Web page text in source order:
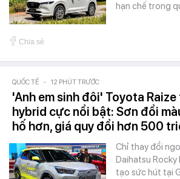
hạn chế trong
Chia sẻ
QUỐC TẾ - 12 PHÚT TRƯỚC
'Anh em sinh đôi' Toyota
hybrid cực nổi bật: Sơn đổi
hố hơn, giá quy đổi hơn 500
Chỉ thay đổi
Daihatsu Rocky
tạo sức hút tại